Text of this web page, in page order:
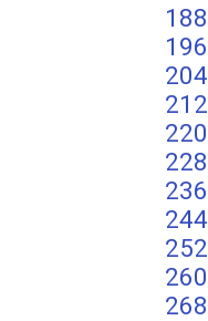
188
196
204
212
220
228
236
244
252
260
268